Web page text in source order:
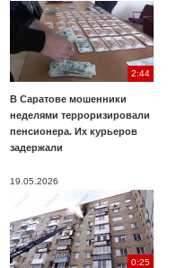
2:44
В Саратове мошенники
неделями терроризировали
пенсионера. Их курьеров
задержали
19.05.2026
0:25